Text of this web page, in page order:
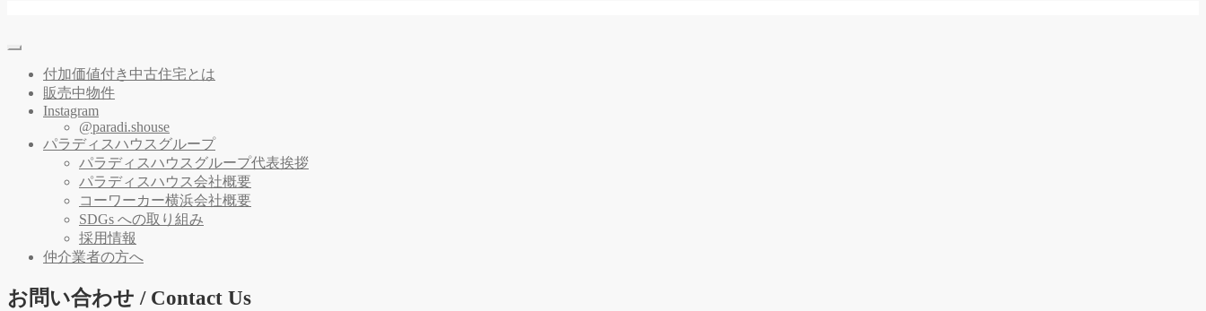
付加価値付き中古住宅とは
販売中物件
Instagram
@paradi.shouse
パラディスハウスグループ
パラディスハウスグループ代表挨拶
パラディスハウス会社概要
コーワーカー横浜会社概要
SDGs への取り組み
採用情報
仲介業者の方へ
お問い合わせ / Contact Us